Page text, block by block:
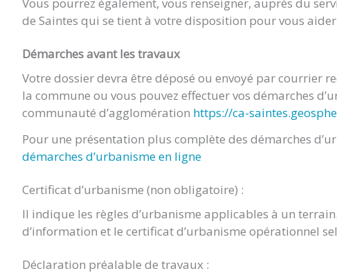
de Saintes qui se tient à votre disposition pour vous
Démarches avant les travaux
Votre dossier devra être déposé ou envoyé par courrier
la commune ou vous pouvez effectuer vos démarches
communauté d’agglomération https://ca-
Pour une présentation plus complète des démarches
démarches d’urbanisme en ligne
Certificat d’urbanisme (non obligatoire) :
Il indique les règles d’urbanisme applicables à un
d’information et le certificat d’urbanisme opérationnel
Déclaration préalable de travaux :